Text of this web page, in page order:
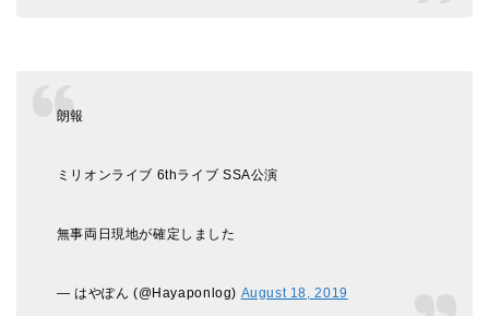
朗報
ミリオンライブ 6thライブ SSA公演
無事両日現地が確定しました
— はやぽん (@Hayaponlog) August 18, 2019